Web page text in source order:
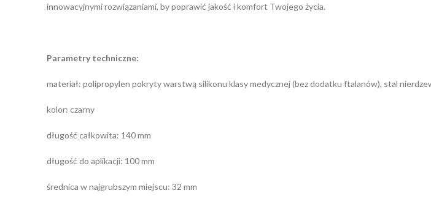
innowacyjnymi rozwiązaniami, by poprawić jakość i komfort Twojego życia.
Parametry techniczne:
materiał: polipropylen pokryty warstwą silikonu klasy medycznej (bez dodatku ftalanów), stal
kolor: czarny
długość całkowita: 140 mm
długość do aplikacji: 100 mm
średnica w najgrubszym miejscu: 32 mm